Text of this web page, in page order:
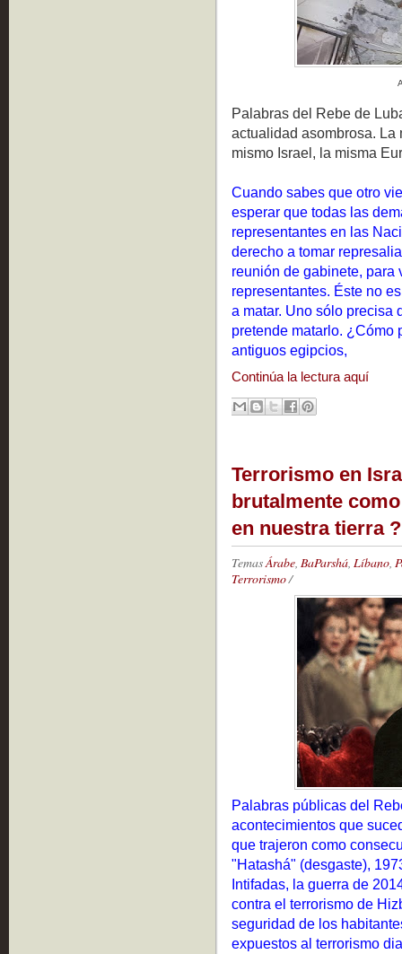
Palabras del Rebe de
actualidad asombrosa. La
mismo Israel, la misma
Cuando sabes que otro
esperar que todas las
representantes en las
derecho a tomar
reunión de gabinete, para
representantes. Éste no
a matar. Uno sólo precisa
pretende matarlo. ¿Cómo
antiguos egipcios,
Continúa la lectura aquí
Terrorismo en
brutalmente
en nuestra tierra ?
TemasÁrabe, BaParshá, Líbano,
Terrorismo/
Palabras públicas del
acontecimientos que
que trajeron como
"Hatashá" (desgaste),
Intifadas, la guerra de
contra el terrorismo de
seguridad de los
expuestos al terrorismo